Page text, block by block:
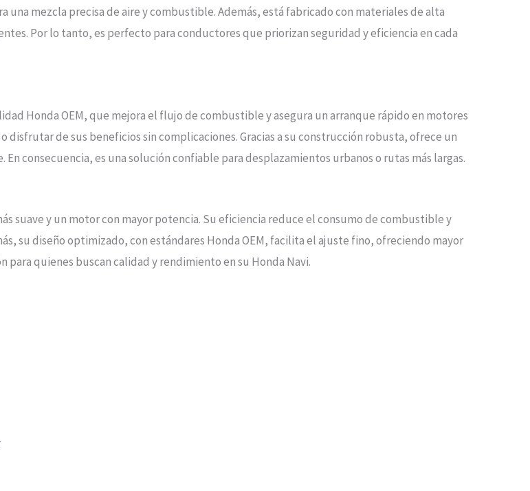
una mezcla precisa de aire y combustible. Además, está fabricado con materiales de alta
Por lo tanto, es perfecto para conductores que priorizan seguridad y eficiencia en cada
Honda OEM, que mejora el flujo de combustible y asegura un arranque rápido en motores
de sus beneficios sin complicaciones. Gracias a su construcción robusta, ofrece un
consecuencia, es una solución confiable para desplazamientos urbanos o rutas más largas.
suave y un motor con mayor potencia. Su eficiencia reduce el consumo de combustible y
su diseño optimizado, con estándares Honda OEM, facilita el ajuste fino, ofreciendo mayor
quienes buscan calidad y rendimiento en su Honda Navi.